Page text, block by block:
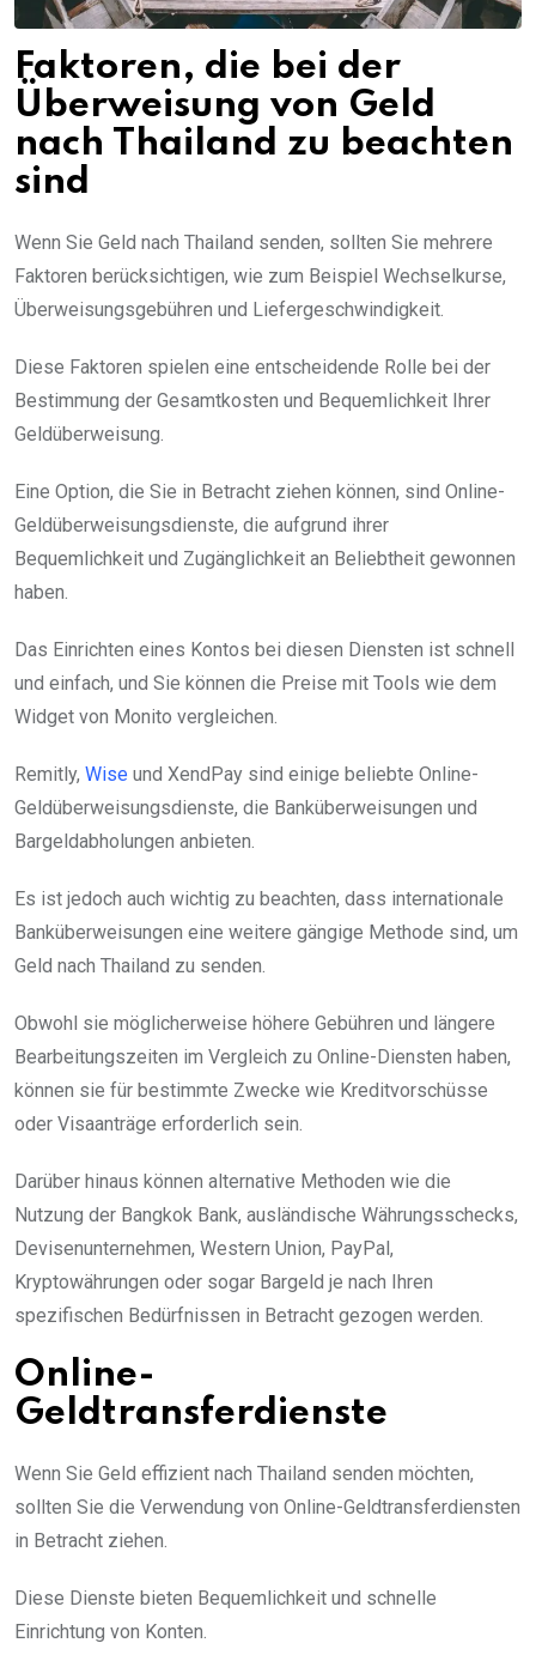
Faktoren, die bei der
Überweisung von Geld
nach Thailand zu beachten
sind
Wenn Sie Geld nach Thailand senden, sollten Sie mehrere
Faktoren berücksichtigen, wie zum Beispiel Wechselkurse,
Überweisungsgebühren und Liefergeschwindigkeit.
Diese Faktoren spielen eine entscheidende Rolle bei der
Bestimmung der Gesamtkosten und Bequemlichkeit Ihrer
Geldüberweisung.
Eine Option, die Sie in Betracht ziehen können, sind Online-
Geldüberweisungsdienste, die aufgrund ihrer
Bequemlichkeit und Zugänglichkeit an Beliebtheit gewonnen
haben.
Das Einrichten eines Kontos bei diesen Diensten ist schnell
und einfach, und Sie können die Preise mit Tools wie dem
Widget von Monito vergleichen.
Remitly, Wise und XendPay sind einige beliebte Online-
Geldüberweisungsdienste, die Banküberweisungen und
Bargeldabholungen anbieten.
Es ist jedoch auch wichtig zu beachten, dass internationale
Banküberweisungen eine weitere gängige Methode sind, um
Geld nach Thailand zu senden.
Obwohl sie möglicherweise höhere Gebühren und längere
Bearbeitungszeiten im Vergleich zu Online-Diensten haben,
können sie für bestimmte Zwecke wie Kreditvorschüsse
oder Visaanträge erforderlich sein.
Darüber hinaus können alternative Methoden wie die
Nutzung der Bangkok Bank, ausländische Währungsschecks,
Devisenunternehmen, Western Union, PayPal,
Kryptowährungen oder sogar Bargeld je nach Ihren
spezifischen Bedürfnissen in Betracht gezogen werden.
Online-
Geldtransferdienste
Wenn Sie Geld effizient nach Thailand senden möchten,
sollten Sie die Verwendung von Online-Geldtransferdiensten
in Betracht ziehen.
Diese Dienste bieten Bequemlichkeit und schnelle
Einrichtung von Konten.